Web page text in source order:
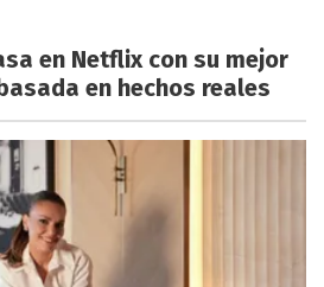
en Netflix con su mejor
en hechos reales